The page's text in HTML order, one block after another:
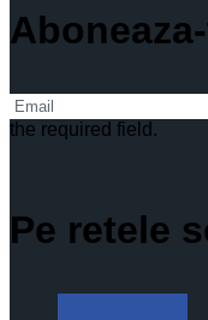
the required field.
Pe retele